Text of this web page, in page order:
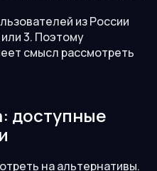
из России
3. Поэтому
смысл рассмотреть
доступные
на альтернативы.